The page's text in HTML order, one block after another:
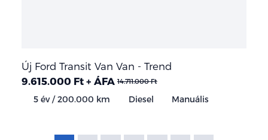
Új Ford Transit Van Van - Trend
9.615.000 Ft + ÁFA 14.711.000 Ft
5 év / 200.000 km Diesel Manuális